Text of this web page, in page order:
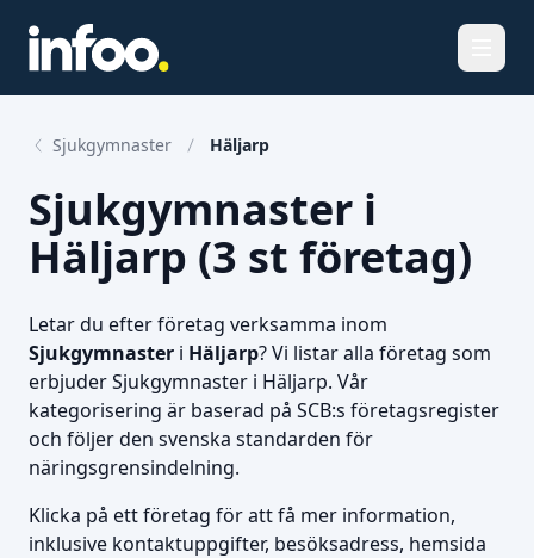
Sjukgymnaster Häljarp
Sjukgymnaster i
Häljarp (3 st företag)
Letar du efter företag verksamma inom
Sjukgymnaster i Häljarp? Vi listar alla företag som
erbjuder Sjukgymnaster i Häljarp. Vår
kategorisering är baserad på SCB:s företagsregister
och följer den svenska standarden för
näringsgrensindelning.
Klicka på ett företag för att få mer information,
inklusive kontaktuppgifter, besöksadress, hemsida